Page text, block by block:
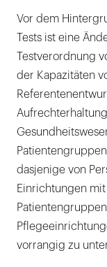
Vor dem
Tests ist eine
Testverordnung
der Kapazitäten
dasjenige von
Einrichtungen
vorrangig zu